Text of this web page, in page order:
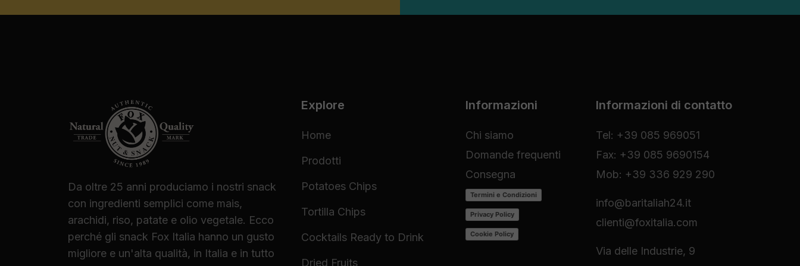
Da oltre 25 anni produciamo i nostri snack
con ingredienti semplici come mais,
arachidi, riso, patate e olio vegetale. Ecco
perché gli snack Fox Italia hanno un gusto
migliore e un'alta qualità, in Italia e in tutto
Explore
Home
Prodotti
Potatoes Chips
Tortilla Chips
Cocktails Ready to Drink
Dried Fruits
Informazioni
Chi siamo
Domande frequenti
Consegna
Termini e Condizioni
Privacy Policy
Cookie Policy
Informazioni di contatto
Tel: +39 085 969051
Fax: +39 085 9690154
Mob: +39 336 929 290
info@baritaliah24.it
clienti@foxitalia.com
Via delle Industrie, 9